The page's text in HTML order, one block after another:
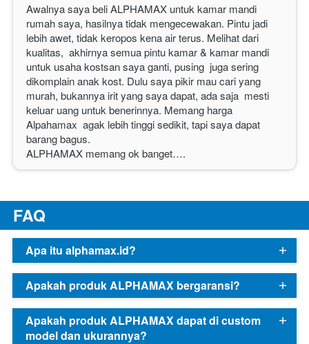
Awalnya saya beli ALPHAMAX untuk kamar mandi
rumah saya, hasilnya tidak mengecewakan. Pintu jadi
lebih awet, tidak keropos kena air terus. Melihat dari
kualitas,  akhirnya semua pintu kamar & kamar mandi
untuk usaha kostsan saya ganti, pusing  juga sering
dikomplain anak kost. Dulu saya pikir mau cari yang
murah, bukannya irit yang saya dapat, ada saja  mesti
keluar uang untuk benerinnya. Memang harga
Alpahamax  agak lebih tinggi sedikit, tapi saya dapat
barang bagus.
ALPHAMAX memang ok banget….
FAQ
Apa itu alphamax.id?
Apakah produk ALPHAMAX bergaransi?
Apakah produk ALPHAMAX dapat di custom
model dan ukurannya?